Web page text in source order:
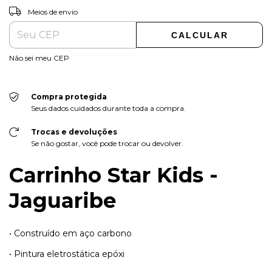
Entregas para o CEP:
Meios de envio
CALCULAR
Não sei meu CEP
Compra protegida
Seus dados cuidados durante toda a compra.
Trocas e devoluções
Se não gostar, você pode trocar ou devolver.
Carrinho Star Kids -
Jaguaribe
• Construído em aço carbono
• Pintura eletrostática epóxi